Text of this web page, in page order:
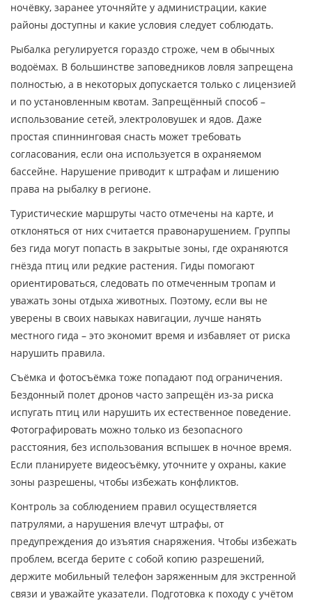
ночёвку, заранее уточняйте у администрации, какие
районы доступны и какие условия следует соблюдать.
Рыбалка регулируется гораздо строже, чем в обычных
водоёмах. В большинстве заповедников ловля запрещена
полностью, а в некоторых допускается только с лицензией
и по установленным квотам. Запрещённый способ –
использование сетей, электроловушек и ядов. Даже
простая спиннинговая снасть может требовать
согласования, если она используется в охраняемом
бассейне. Нарушение приводит к штрафам и лишению
права на рыбалку в регионе.
Туристические маршруты часто отмечены на карте, и
отклоняться от них считается правонарушением. Группы
без гида могут попасть в закрытые зоны, где охраняются
гнёзда птиц или редкие растения. Гиды помогают
ориентироваться, следовать по отмеченным тропам и
уважать зоны отдыха животных. Поэтому, если вы не
уверены в своих навыках навигации, лучше нанять
местного гида – это экономит время и избавляет от риска
нарушить правила.
Съёмка и фотосъёмка тоже попадают под ограничения.
Бездонный полет дронов часто запрещён из‑за риска
испугать птиц или нарушить их естественное поведение.
Фотографировать можно только из безопасного
расстояния, без использования вспышек в ночное время.
Если планируете видеосъёмку, уточните у охраны, какие
зоны разрешены, чтобы избежать конфликтов.
Контроль за соблюдением правил осуществляется
патрулями, а нарушения влечут штрафы, от
предупреждения до изъятия снаряжения. Чтобы избежать
проблем, всегда берите с собой копию разрешений,
держите мобильный телефон заряженным для экстренной
связи и уважайте указатели. Подготовка к походу с учётом